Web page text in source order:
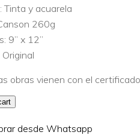
Tinta y acuarela
260g
9” x 12”
Original
obras vienen con el
desde Whatsapp